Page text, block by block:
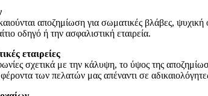
αποζημίωση για σωματικές βλάβες,
οδηγό ή την ασφαλιστική εταιρεία.
εταιρείες
σχετικά με την κάλυψη, το ύψος της
των πελατών μας απέναντι σε